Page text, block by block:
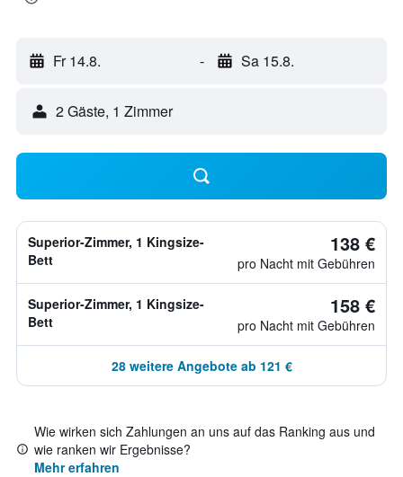
Fr 14.8. - Sa 15.8.
2 Gäste, 1 Zimmer
Superior-Zimmer, 1 Kingsize-
Bett
138 €
pro Nacht mit Gebühren
Superior-Zimmer, 1 Kingsize-
Bett
158 €
pro Nacht mit Gebühren
28 weitere Angebote ab 121 €
Wie wirken sich Zahlungen an uns auf das Ranking aus und
wie ranken wir Ergebnisse?
Mehr erfahren